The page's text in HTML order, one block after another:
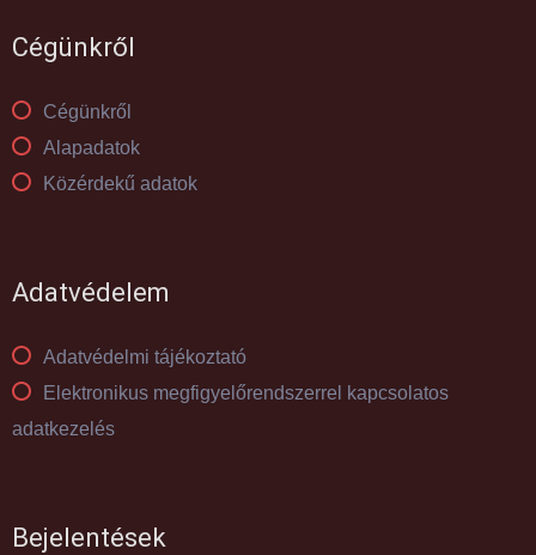
Cégünkről
Cégünkről
Alapadatok
Közérdekű adatok
Adatvédelem
Adatvédelmi tájékoztató
Elektronikus megfigyelőrendszerrel kapcsolatos
adatkezelés
Bejelentések